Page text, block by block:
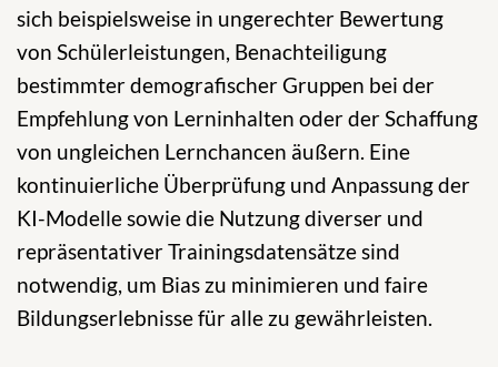
sich beispielsweise in ungerechter Bewertung
von Schülerleistungen, Benachteiligung
bestimmter demografischer Gruppen bei der
Empfehlung von Lerninhalten oder der Schaffung
von ungleichen Lernchancen äußern. Eine
kontinuierliche Überprüfung und Anpassung der
KI-Modelle sowie die Nutzung diverser und
repräsentativer Trainingsdatensätze sind
notwendig, um Bias zu minimieren und faire
Bildungserlebnisse für alle zu gewährleisten.